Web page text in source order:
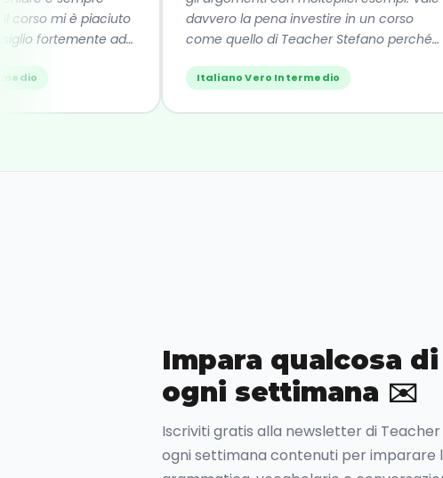
mi è piaciuto
fortemente ad
davvero la pena investire in un corso
come quello di Teacher Stefano perché
consiglio!"
Italiano Vero Intermedio
Impara qualcosa
ogni settimana ✉️
Iscriviti gratis alla newsletter di
ogni settimana contenuti per imparare